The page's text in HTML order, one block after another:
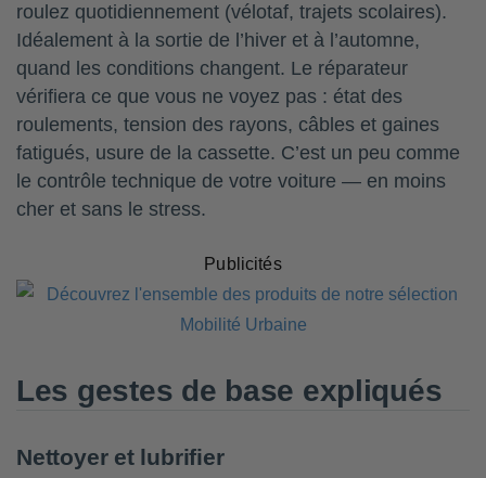
roulez quotidiennement (vélotaf, trajets scolaires).
Idéalement à la sortie de l’hiver et à l’automne,
quand les conditions changent. Le réparateur
vérifiera ce que vous ne voyez pas : état des
roulements, tension des rayons, câbles et gaines
fatigués, usure de la cassette. C’est un peu comme
le contrôle technique de votre voiture — en moins
cher et sans le stress.
Publicités
Les gestes de base expliqués
Nettoyer et lubrifier